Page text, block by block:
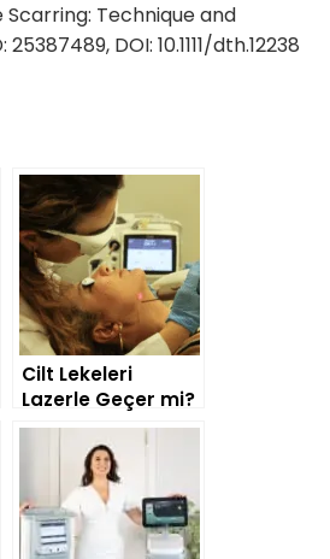
Technique and
DOI: 10.1111/dth.12238
Cilt Lekeleri
Lazerle Geçer mi?